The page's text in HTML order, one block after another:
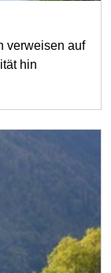
verweisen auf
hin